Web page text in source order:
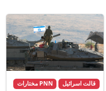
قالت اسرائيل PNN مختارات